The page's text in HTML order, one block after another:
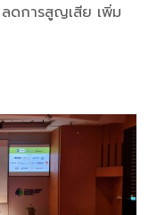
ลดการสูญเสีย เพิ่ม